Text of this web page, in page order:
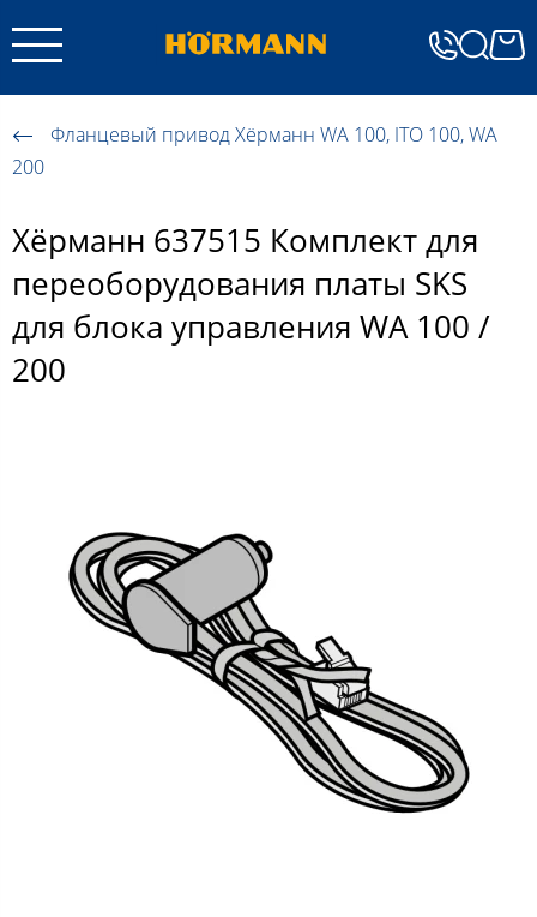
Фланцевый привод Хёрманн WA 100, ITO 100, WA
200
Хёрманн 637515 Комплект для
переоборудования платы SKS
для блока управления WA 100 /
200